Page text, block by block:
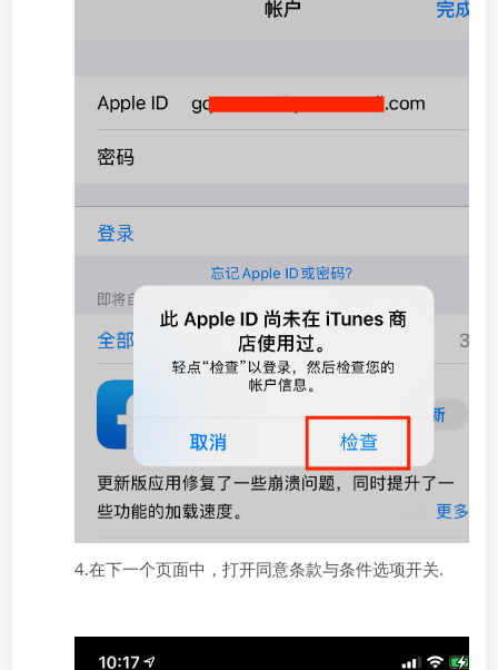
4.在下一个页面中，打开同意条款与条件选项开关.